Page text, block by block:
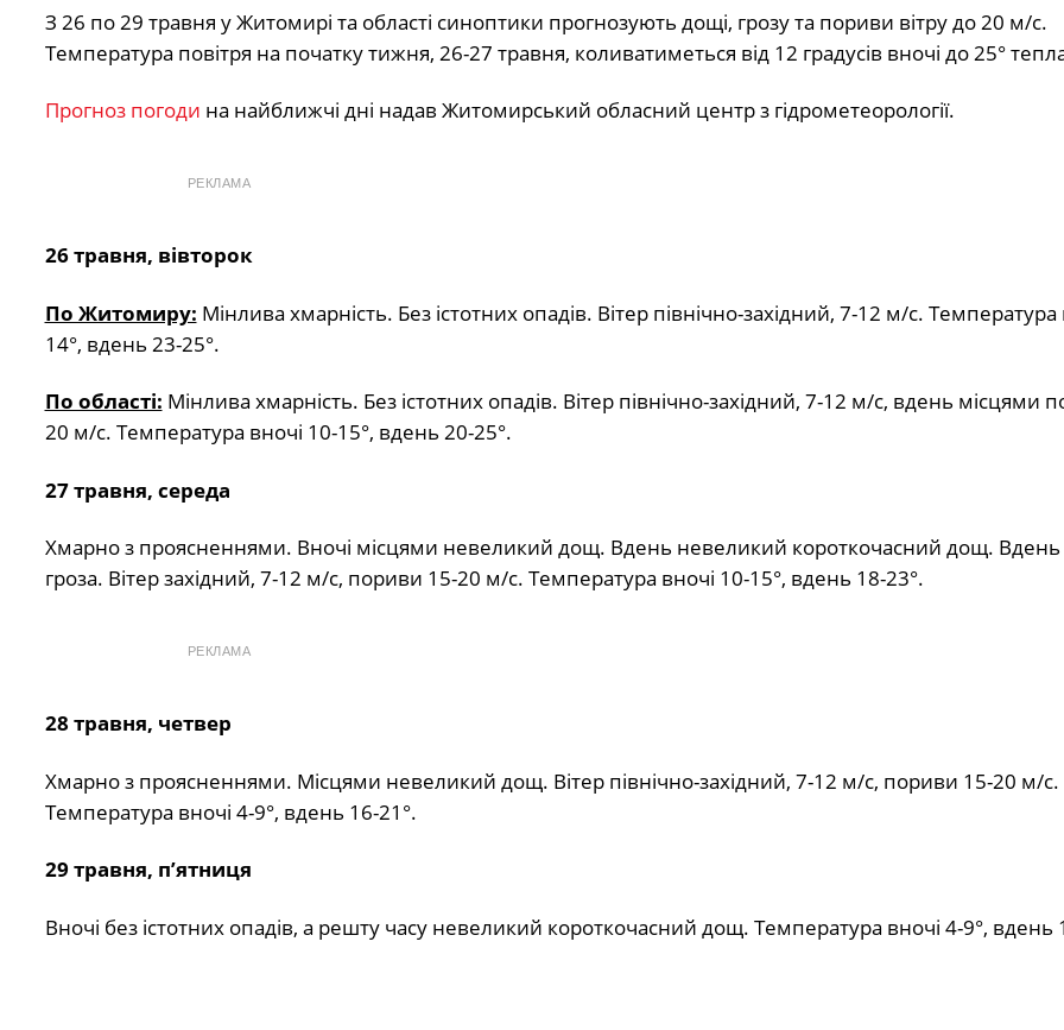
З 26 по 29 травня у Житомирі та області синоптики прогнозують дощі, грозу та пориви вітру до 20 м/с.
Температура повітря на початку тижня, 26-27 травня, коливатиметься від 12 градусів вночі до 25°
Прогноз погоди на найближчі дні надав Житомирський обласний центр з гідрометеорології.
РЕКЛАМА
26 травня, вівторок
По Житомиру: Мінлива хмарність. Без істотних опадів. Вітер північно-західний, 7-12 м/с. Температура
14°, вдень 23-25°.
По області: Мінлива хмарність. Без істотних опадів. Вітер північно-західний, 7-12 м/с, вдень місцями
20 м/с. Температура вночі 10-15°, вдень 20-25°.
27 травня, середа
Хмарно з проясненнями. Вночі місцями невеликий дощ. Вдень невеликий короткочасний дощ. Вдень
гроза. Вітер західний, 7-12 м/с, пориви 15-20 м/с. Температура вночі 10-15°, вдень 18-23°.
РЕКЛАМА
28 травня, четвер
Хмарно з проясненнями. Місцями невеликий дощ. Вітер північно-західний, 7-12 м/с, пориви 15-20 м/с.
Температура вночі 4-9°, вдень 16-21°.
29 травня, п’ятниця
Вночі без істотних опадів, а решту часу невеликий короткочасний дощ. Температура вночі 4-9°, вдень